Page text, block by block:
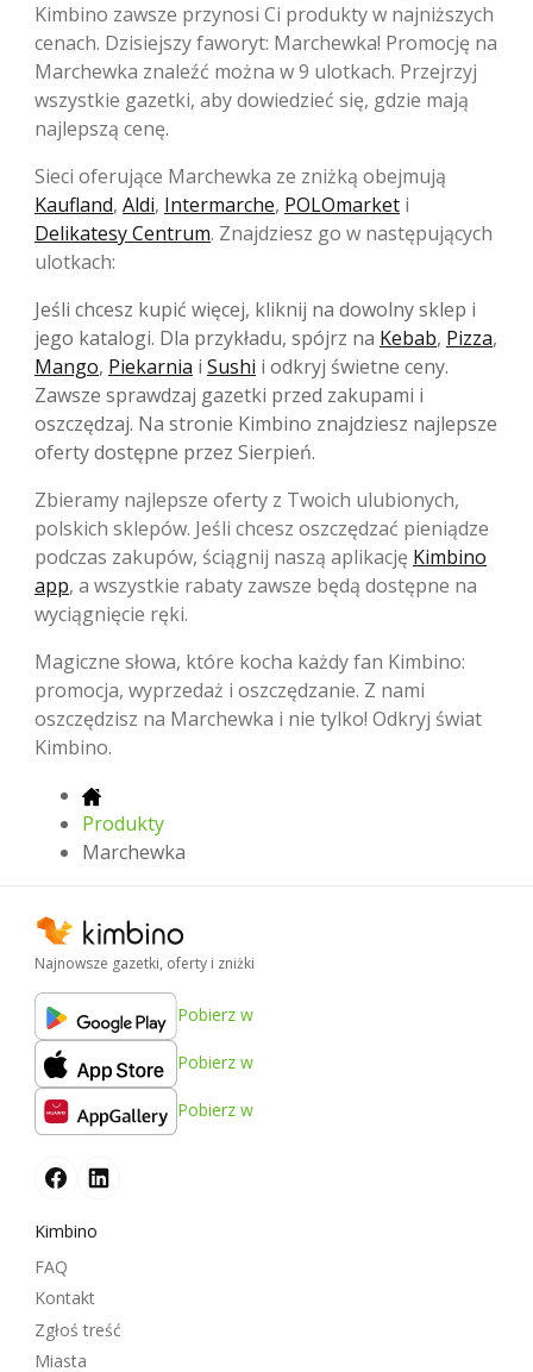
Kimbino zawsze przynosi Ci produkty w najniższych
cenach. Dzisiejszy faworyt: Marchewka! Promocję na
Marchewka znaleźć można w 9 ulotkach. Przejrzyj
wszystkie gazetki, aby dowiedzieć się, gdzie mają
najlepszą cenę.
Sieci oferujące Marchewka ze zniżką obejmują
Kaufland, Aldi, Intermarche, POLOmarket i
Delikatesy Centrum. Znajdziesz go w następujących
ulotkach:
Jeśli chcesz kupić więcej, kliknij na dowolny sklep i
jego katalogi. Dla przykładu, spójrz na Kebab, Pizza,
Mango, Piekarnia i Sushi i odkryj świetne ceny.
Zawsze sprawdzaj gazetki przed zakupami i
oszczędzaj. Na stronie Kimbino znajdziesz najlepsze
oferty dostępne przez Sierpień.
Zbieramy najlepsze oferty z Twoich ulubionych,
polskich sklepów. Jeśli chcesz oszczędzać pieniądze
podczas zakupów, ściągnij naszą aplikację Kimbino
app, a wszystkie rabaty zawsze będą dostępne na
wyciągnięcie ręki.
Magiczne słowa, które kocha każdy fan Kimbino:
promocja, wyprzedaż i oszczędzanie. Z nami
oszczędzisz na Marchewka i nie tylko! Odkryj świat
Kimbino.
Produkty
Marchewka
Najnowsze gazetki, oferty i zniżki
Pobierz w
Pobierz w
Pobierz w
Kimbino
FAQ
Kontakt
Zgłoś treść
Miasta